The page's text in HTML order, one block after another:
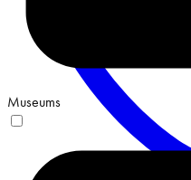
Museums